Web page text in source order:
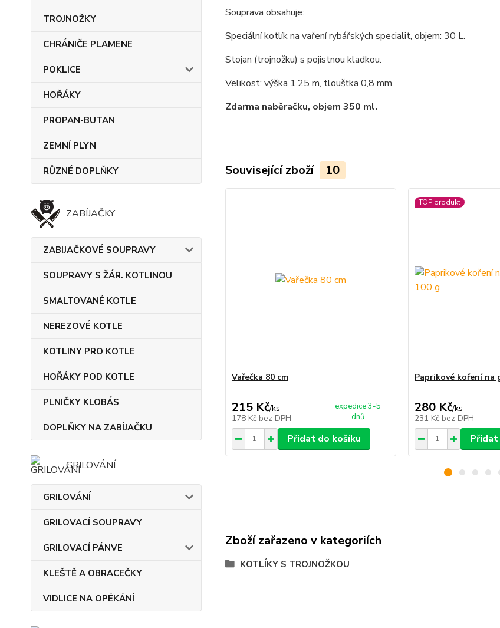
TROJNOŽKY
CHRÁNIČE PLAMENE
POKLICE
HOŘÁKY
PROPAN-BUTAN
ZEMNÍ PLYN
RŮZNÉ DOPLŇKY
ZABÍJAČKY
ZABIJAČKOVÉ SOUPRAVY
SOUPRAVY S ŽÁR. KOTLINOU
SMALTOVANÉ KOTLE
NEREZOVÉ KOTLE
KOTLINY PRO KOTLE
HOŘÁKY POD KOTLE
PLNIČKY KLOBÁS
DOPLŇKY NA ZABÍJAČKU
GRILOVÁNÍ
GRILOVÁNÍ
GRILOVACÍ SOUPRAVY
GRILOVACÍ PÁNVE
KLEŠTĚ A OBRACEČKY
VIDLICE NA OPÉKÁNÍ
Souprava obsahuje:
Speciální kotlík na vaření rybářských specialit, objem: 30 L.
Stojan (trojnožku) s pojistnou kladkou.
Velikost: výška 1,25 m, tloušťka 0,8 mm.
Zdarma naběračku, objem 350 ml.
Související zboží 10
Vařečka 80 cm
215 Kč/ks
178 Kč bez DPH
expedice 3-5
dnů
Přidat do košíku
TOP produkt
Paprikové koření na
280 Kč/ks
231 Kč bez DPH
Přidat
Zboží zařazeno v kategoriích
KOTLÍKY S TROJNOŽKOU